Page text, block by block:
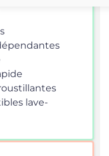
lave-